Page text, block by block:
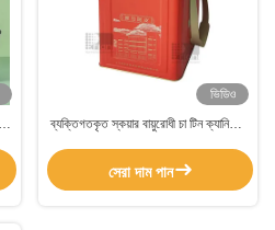
ভিডিও
ব্যক্তিগতকৃত স্কয়ার বায়ুরোধী চা টিন ক্যানিস্টার
সেরা দাম পান